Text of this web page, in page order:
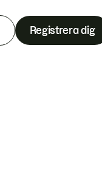
Registrera dig